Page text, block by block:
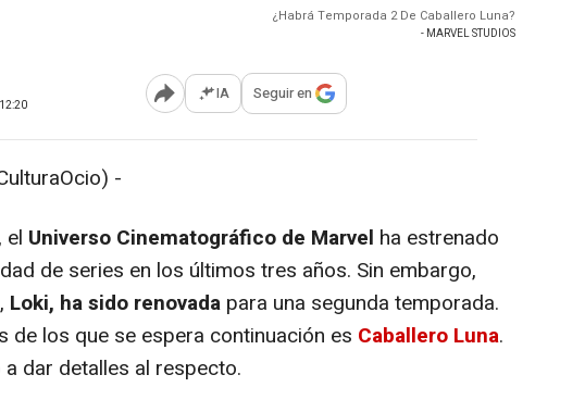
¿Habrá Temporada 2 De Caballero Luna?
- MARVEL STUDIOS
Abrir opciones para compartir
IA Seguir en
-
el Universo Cinematográfico de Marvel ha estrenado
de series en los últimos tres años. Sin embargo,
Loki, ha sido renovada para una segunda temporada.
de los que se espera continuación es Caballero Luna.
dar detalles al respecto.